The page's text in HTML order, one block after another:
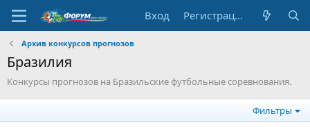
Вход Регистрация
Архив конкурсов прогнозов
Бразилия
Конкурсы прогнозов на Бразильские футбольные соревнования.
Фильтры